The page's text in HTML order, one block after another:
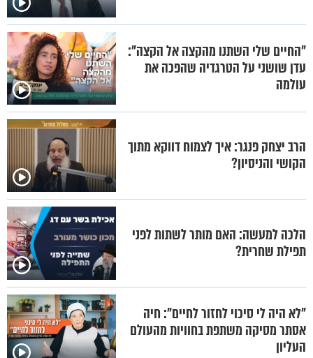
"החיים שלי השתנו מהקצה אל הקצה":
עדן שושני על הטרגדיה שהפכה את
עולמה
הרב יצחק פנגר: איך לצמוח דווקא מתוך
הקושי והניסיון?
הלכה למעשה: האם מותר לשתות לפני
תפילת שחרית?
"לא היה לי סיכוי לחזור לחיים": חיה
אסתר מסיקה משתפת בחוויות מהעולם
העליון